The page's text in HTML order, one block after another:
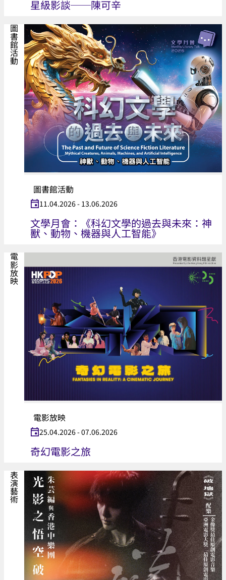
星級影談──陳可辛
圖書館活動
圖書館活動
11.04.2026 - 13.06.2026
文學月會：《科幻文學的過去與未來：神
獸、動物、機器與人工智能》
電影放映
電影放映
25.04.2026 - 07.06.2026
奇幻電影之旅
表演藝術